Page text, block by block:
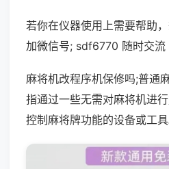
若你在仪器使用上需要帮助
加微信号; sdf6770 随时交流
麻将机改程序机保修吗;普通
指通过一些无需对麻将机进
控制麻将牌功能的设备或工具